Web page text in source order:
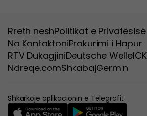
Rreth neshPolitikat e Privatësisë
Na KontaktoniProkurimi i Hapur
RTV DukagjiniDeutsche WelleICK
Ndreqe.comShkabajGermin
Shkarkoje aplikacionin e Telegrafit